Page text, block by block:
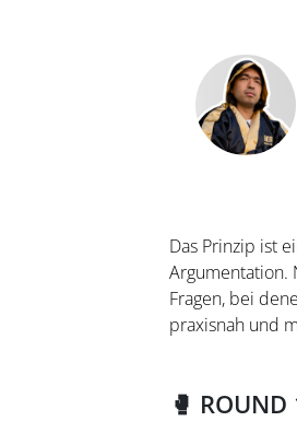
Das Prinzip ist
Argumentation.
Fragen, bei
praxisnah und
🥊